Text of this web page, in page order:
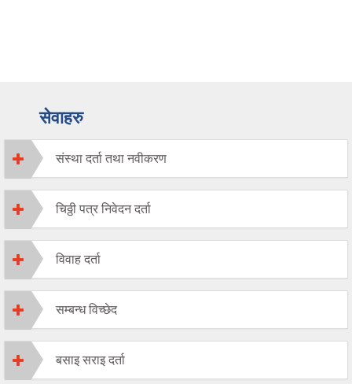
सेवाहरु
संस्था दर्ता तथा नवीकरण
चिठ्ठी पत्र निवेदन दर्ता
विवाह दर्ता
सम्बन्ध विच्छेद
बसाइ सराइ दर्ता